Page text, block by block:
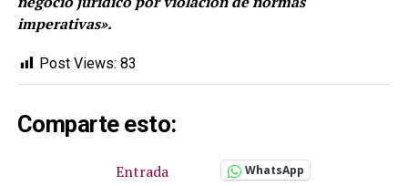
imperativas».
Post Views: 83
Comparte esto:
Entrada WhatsApp